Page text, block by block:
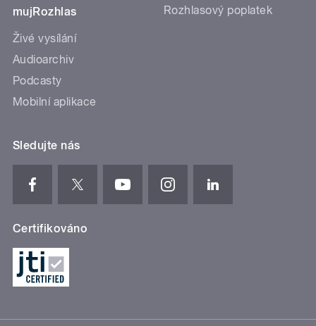
mujRozhlas
Živé vysílání
Audioarchiv
Podcasty
Mobilní aplikace
Rozhlasový poplatek
Sledujte nás
Certifikováno